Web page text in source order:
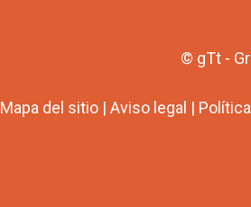
© gTt -
Mapa del sitio| Aviso legal |